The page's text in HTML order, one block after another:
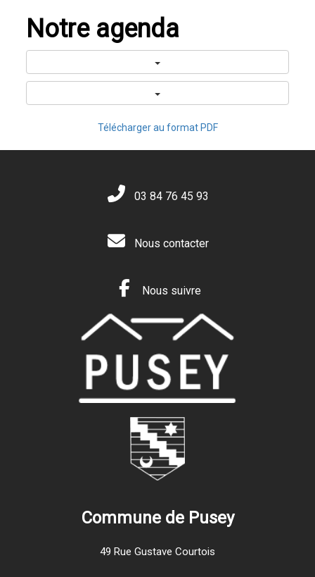
Notre agenda
Télécharger au format PDF
03 84 76 45 93
Nous contacter
Nous suivre
Commune de Pusey
49 Rue Gustave Courtois